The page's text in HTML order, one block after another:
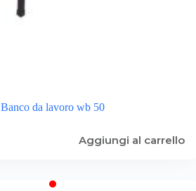
Banco da lavoro wb 50
Aggiungi al carrello